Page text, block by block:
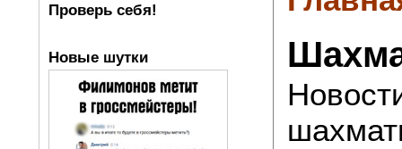
Проверь себя!
Новые шутки